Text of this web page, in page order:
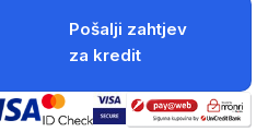
Pošalji zahtjev
za kredit